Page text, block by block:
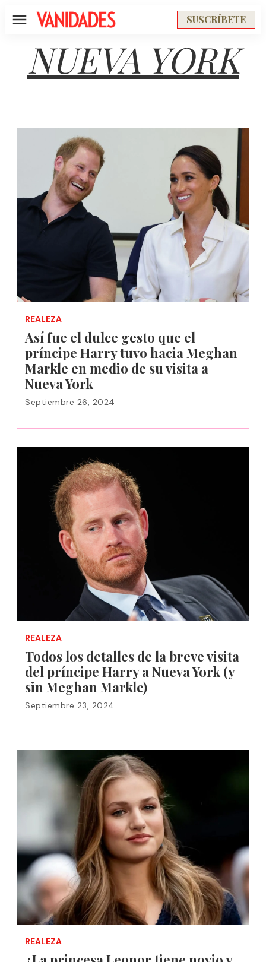
Menú SUSCRÍBETE
NUEVA YORK
REALEZA
Así fue el dulce gesto que el
príncipe Harry tuvo hacia Meghan
Markle en medio de su visita a
Nueva York
Septiembre 26, 2024
REALEZA
Todos los detalles de la breve visita
del príncipe Harry a Nueva York (y
sin Meghan Markle)
Septiembre 23, 2024
REALEZA